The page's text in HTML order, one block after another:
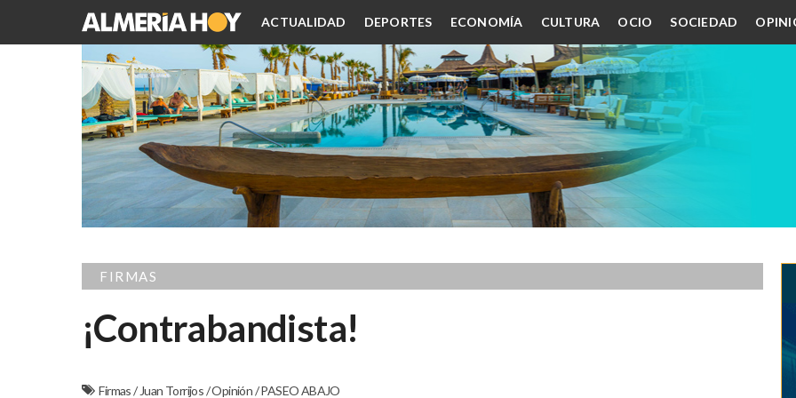
ACTUALIDAD DEPORTES ECONOMÍA CULTURA OCIO SOCIEDAD
FIRMAS
¡Contrabandista!
Firmas/ Juan Torrijos/Opinión/PASEO ABAJO